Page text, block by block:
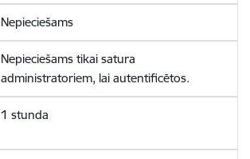
Nepieciešams
Nepieciešams tikai satura
administratoriem, lai autentificētos.
1 stunda